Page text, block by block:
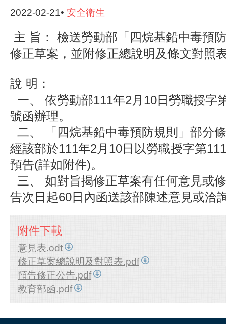
2022-02-21• 安全衛生
主 旨： 檢送勞動部「四烷基鉛中毒預
修正草案，並附修正總說明及條文對照
說 明：
一、 依勞動部111年2月10日勞職授字
號函辦理。
二、 「四烷基鉛中毒預防規則」部分
經該部於111年2月10日以勞職授字第
預告(詳如附件)。
三、 如對旨揭修正草案有任何意見或
告次日起60日內函送該部陳述意見或洽
附件下載
意見表.odt
修正草案總說明及對照表.pdf
預告修正公告.pdf
教育部函.pdf